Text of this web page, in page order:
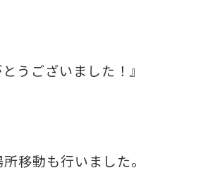
うございました！』
移動も行いました。